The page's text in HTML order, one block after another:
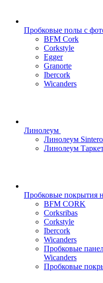
Пробковые полы с
BFM Cork
Corkstyle
Egger
Granorte
Ibercork
Wicanders
Линолеум
Линолеум
Линолеум
Пробковые покрытия
BFM CORK
Corksribas
Corkstyle
Ibercork
Wicanders
Пробковые
Wicanders
Пробковые